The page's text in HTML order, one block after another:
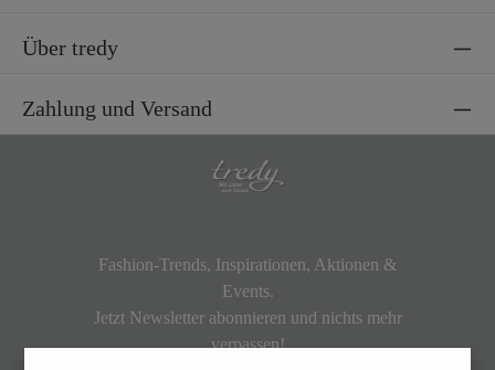
Über tredy
Zahlung und Versand
Fashion-Trends, Inspirationen, Aktionen &
Events.
Jetzt Newsletter abonnieren und nichts mehr
verpassen!